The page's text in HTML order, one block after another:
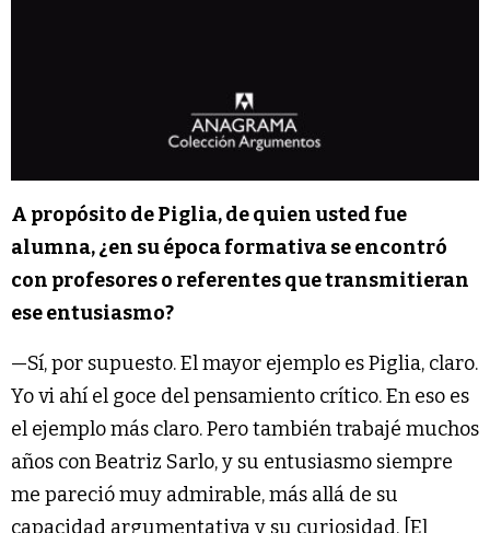
A propósito de Piglia, de quien usted fue
alumna, ¿en su época formativa se encontró
con profesores o referentes que transmitieran
ese entusiasmo?
—Sí, por supuesto. El mayor ejemplo es Piglia, claro.
Yo vi ahí el goce del pensamiento crítico. En eso es
el ejemplo más claro. Pero también trabajé muchos
años con Beatriz Sarlo, y su entusiasmo siempre
me pareció muy admirable, más allá de su
capacidad argumentativa y su curiosidad. [El